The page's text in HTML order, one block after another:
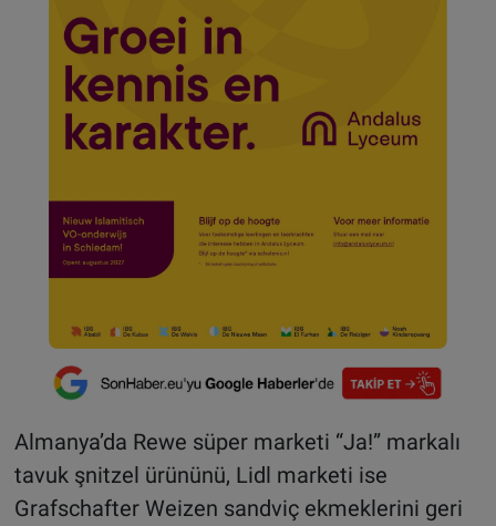
Almanya’da Rewe süper marketi “Ja!” markalı
tavuk şnitzel ürününü, Lidl marketi ise
Grafschafter Weizen sandviç ekmeklerini geri